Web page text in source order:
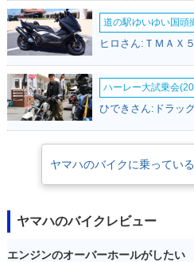
道の駅ゆいゆい国頭
ヒロさん:ＴＭＡＸ
ハーレー大試乗会
ひできさん:ドラッ
ヤマハのバイクに乗ってい
ヤマハのバイクレビュー
エンジンのオーバーホールがしたい